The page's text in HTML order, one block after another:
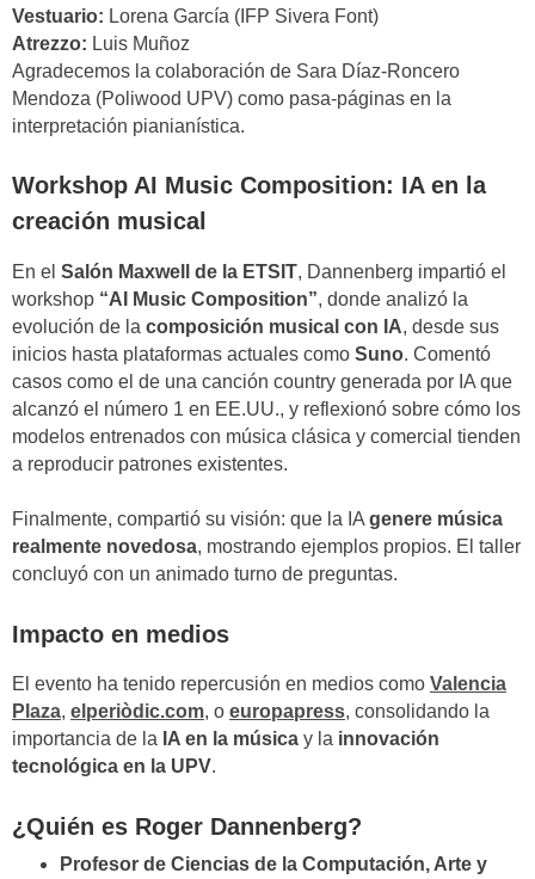
Vestuario: Lorena García (IFP Sivera Font)
Atrezzo: Luis Muñoz
Agradecemos la colaboración de Sara Díaz-Roncero
Mendoza (Poliwood UPV) como pasa-páginas en la
interpretación pianianística.
Workshop AI Music Composition: IA en la
creación musical
En el Salón Maxwell de la ETSIT, Dannenberg impartió el
workshop “AI Music Composition”, donde analizó la
evolución de la composición musical con IA, desde sus
inicios hasta plataformas actuales como Suno. Comentó
casos como el de una canción country generada por IA que
alcanzó el número 1 en EE.UU., y reflexionó sobre cómo los
modelos entrenados con música clásica y comercial tienden
a reproducir patrones existentes.
Finalmente, compartió su visión: que la IAgenere música
realmente novedosa, mostrando ejemplos propios. El taller
concluyó con un animado turno de preguntas.
Impacto en medios
El evento ha tenido repercusión en medios como Valencia
Plaza, elperiòdic.com, o europapress, consolidando la
importancia de la IA en la música y la innovación
tecnológica en la UPV.
¿Quién es Roger Dannenberg?
Profesor de Ciencias de la Computación, Arte y